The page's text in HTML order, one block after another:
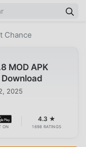
Chance
MOD APK
2025
ON
4.3 ★
1698 RATINGS